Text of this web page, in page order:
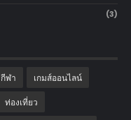
(3)
กีฬา เกมส์ออนไลน์
ท่องเที่ยว